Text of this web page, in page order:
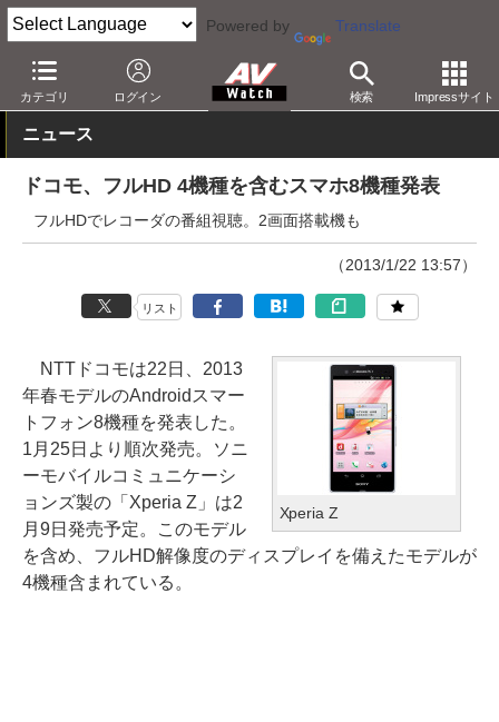
Powered by Translate
カテゴリ ログイン 検索 Impressサイト
AV Watch 製品 スマートフォン
ニュース
ドコモ、フルHD 4機種を含むスマホ8機種発表
フルHDでレコーダの番組視聴。2画面搭載機も
（2013/1/22 13:57）
リスト
Xperia Z
NTTドコモは22日、2013
年春モデルのAndroidスマー
トフォン8機種を発表した。
1月25日より順次発売。ソニ
ーモバイルコミュニケーシ
ョンズ製の「Xperia Z」は2
月9日発売予定。このモデル
を含め、フルHD解像度のディスプレイを備えたモデルが
4機種含まれている。